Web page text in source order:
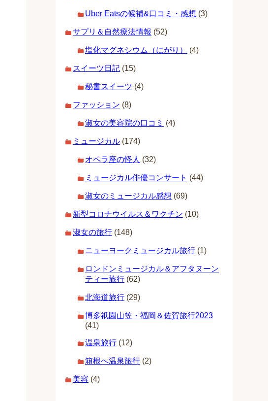
Uber Eatsの候補&口コミ・感想 (3)
サプリ＆自然療法情報 (52)
塩化マグネシウム（にがり） (4)
スイーツ日記 (15)
秘書スイーツ (4)
ファッション (8)
淑女の美容院の口コミ (4)
ミュージカル (174)
オペラ座の怪人 (32)
ミュージカル俳優コンサート (44)
淑女のミュージカル感想 (69)
新型コロナウイルス＆ワクチン (10)
淑女の旅行 (148)
ニューヨークミュージカル旅行 (1)
ロンドンミュージカル＆アフタヌーン
ティー旅行 (62)
北海道旅行 (29)
博多祇園山笠・福岡＆佐賀旅行2023
(41)
温泉旅行 (12)
箱根へ温泉旅行 (2)
美容 (4)